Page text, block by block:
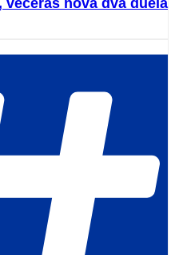
večeras nova dva duela